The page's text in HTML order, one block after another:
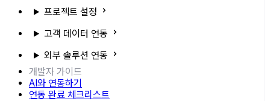
프로젝트 설정
고객 데이터 연동
외부 솔루션 연동
개발자 가이드
AI와 연동하기
연동 완료 체크리스트